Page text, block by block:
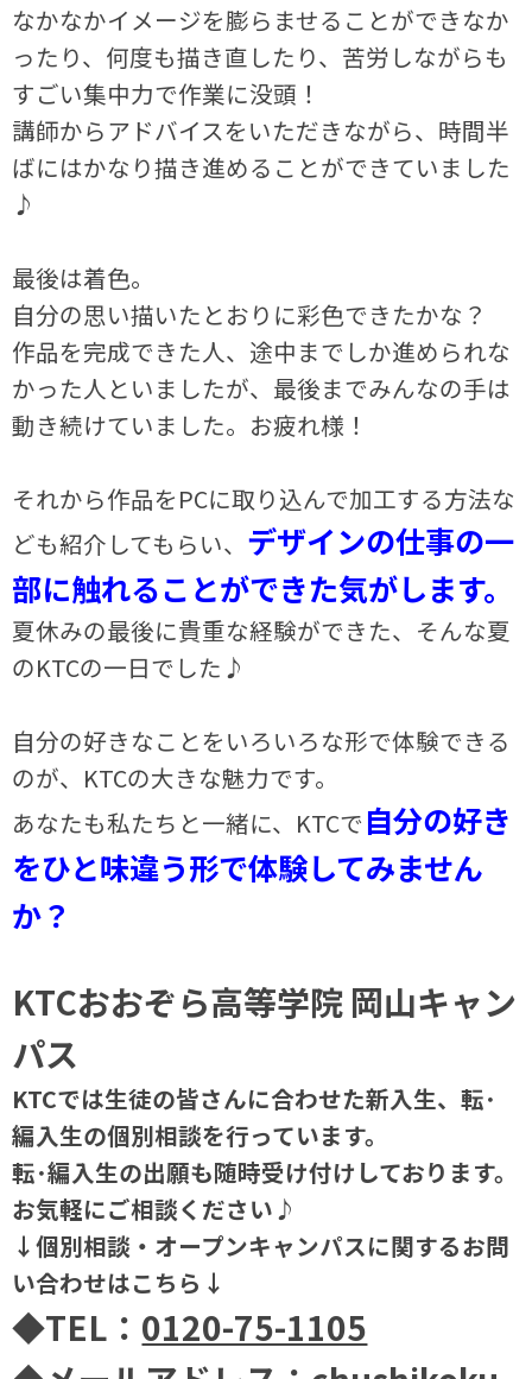
なかなかイメージを膨らませることができなか
ったり、何度も描き直したり、苦労しながらも
すごい集中力で作業に没頭！
講師からアドバイスをいただきながら、時間半
ばにはかなり描き進めることができていました
♪
最後は着色。
自分の思い描いたとおりに彩色できたかな？
作品を完成できた人、途中までしか進められな
かった人といましたが、最後までみんなの手は
動き続けていました。お疲れ様！
それから作品をPCに取り込んで加工する方法な
ども紹介してもらい、 デザインの仕事の一
部に触れることができた気がします。
夏休みの最後に貴重な経験ができた、そんな夏
のKTCの一日でした♪
自分の好きなことをいろいろな形で体験できる
のが、KTCの大きな魅力です。
あなたも私たちと一緒に、KTCで自分の好き
をひと味違う形で体験してみません
か？
KTCおおぞら高等学院 岡山キャン
パス
KTCでは生徒の皆さんに合わせた新入生、転･
編入生の個別相談を行っています。
転･編入生の出願も随時受け付けしております。
お気軽にご相談ください♪
↓個別相談・オープンキャンパスに関するお問
い合わせはこちら↓
◆TEL： 0120-75-1105